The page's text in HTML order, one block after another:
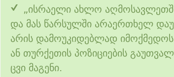
„ისრაელი ახლო
და მას წარსულში არაერთხელ
არის დამოუკიდებლად იმოქმედოს
ან თურქეთის პოზიციების
ცვი მაგენი.